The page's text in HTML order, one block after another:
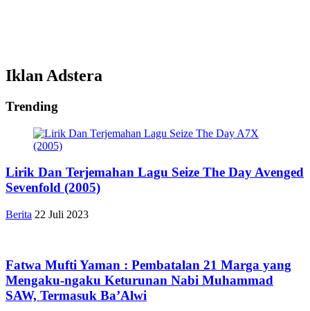
Iklan Adstera
Trending
Lirik Dan Terjemahan Lagu Seize The Day Avenged
Sevenfold (2005)
Berita 22 Juli 2023
Fatwa Mufti Yaman : Pembatalan 21 Marga yang
Mengaku-ngaku Keturunan Nabi Muhammad
SAW, Termasuk Ba’Alwi